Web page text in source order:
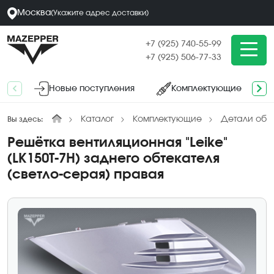
Москва(Укажите адрес доставки)
+7 (925) 740-55-99
+7 (925) 506-77-33
Новые поступления Комплектующие
Вы здесь: Каталог Комплектующие Детали
Решётка вентиляционная "Leike"
(LK150T-7H) заднего обтекателя
(светло-серая) правая